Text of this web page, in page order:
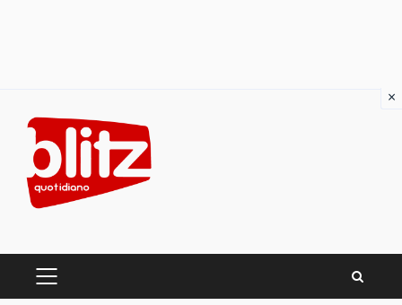
content
PRIMARY
×